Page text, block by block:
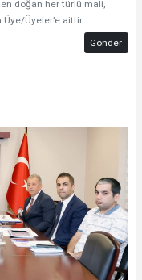
doğan her türlü mali,
Üyeler’e aittir.
Gönder